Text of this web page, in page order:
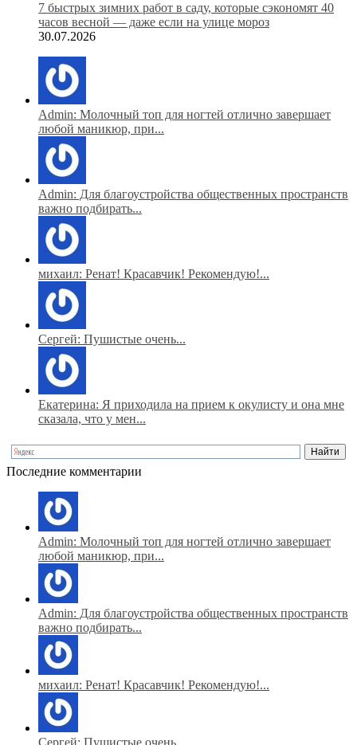
7 быстрых зимних работ в саду, которые сэкономят 40
часов весной — даже если на улице мороз
30.07.2026
Admin: Молочный топ для ногтей отлично завершает
любой маникюр, при...
Admin: Для благоустройства общественных пространств
важно подбирать...
михаил: Ренат! Красавчик! Рекомендую!...
Сергей: Пушистые очень...
Екатерина: Я приходила на прием к окулисту и она мне
сказала, что у мен...
Последние комментарии
Admin: Молочный топ для ногтей отлично завершает
любой маникюр, при...
Admin: Для благоустройства общественных пространств
важно подбирать...
михаил: Ренат! Красавчик! Рекомендую!...